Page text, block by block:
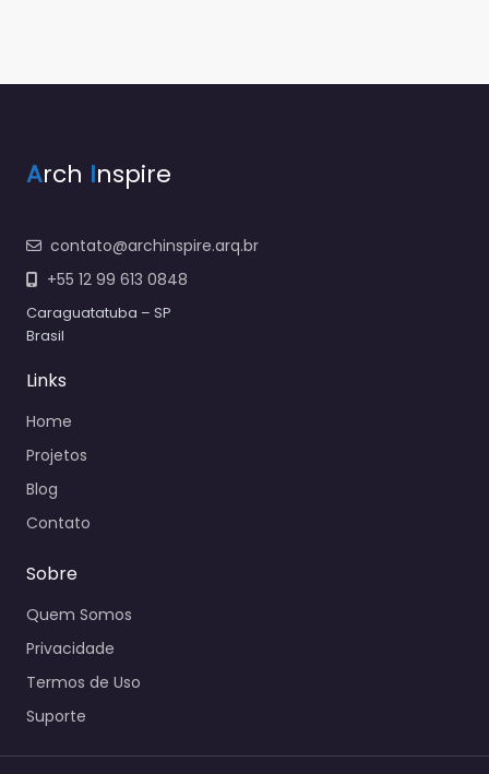
Arch Inspire
contato@archinspire.arq.br
+55 12 99 613 0848
Caraguatatuba – SP
Brasil
Links
Home
Projetos
Blog
Contato
Sobre
Quem Somos
Privacidade
Termos de Uso
Suporte